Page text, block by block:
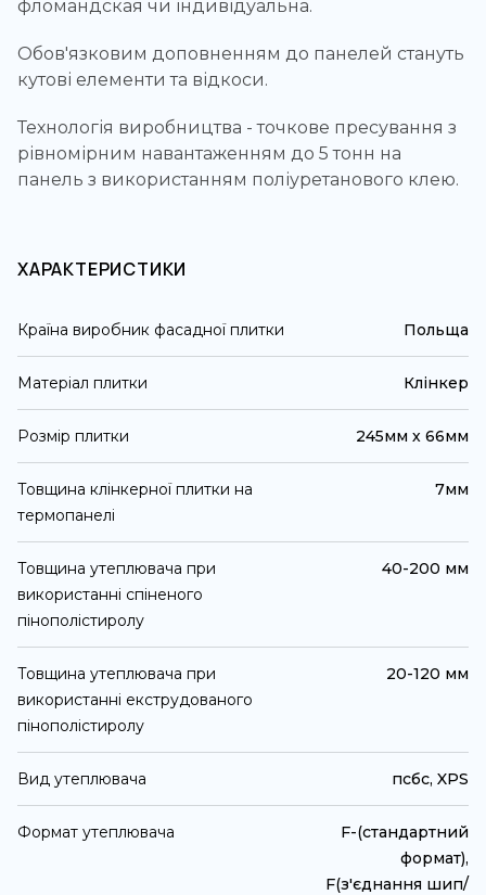
фломандская чи індивідуальна.
Обов'язковим доповненням до панелей стануть
кутові елементи та відкоси.
Технологія виробництва - точкове пресування з
рівномірним навантаженням до 5 тонн на
панель з використанням поліуретанового клею.
ХАРАКТЕРИСТИКИ
Країна виробник фасадної плитки Польща
Матеріал плитки Клінкер
Розмір плитки 245мм х 66мм
Товщина клінкерної плитки на
термопанелі
7мм
Товщина утеплювача при
використанні спіненого
пінополістиролу
40-200 мм
Товщина утеплювача при
використанні екструдованого
пінополістиролу
20-120 мм
Вид утеплювача псбс, XPS
Формат утеплювача
F-(стандартний
формат),
F(з'єднання шип/